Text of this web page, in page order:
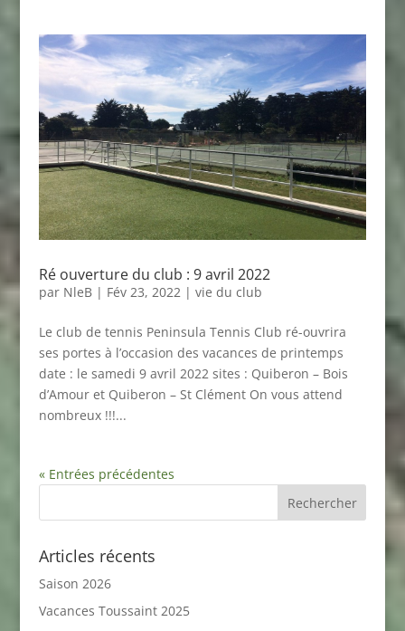
Ré ouverture du club : 9 avril 2022
par NleB| Fév 23, 2022| vie du club
Le club de tennis Peninsula Tennis Club ré-ouvrira
ses portes à l’occasion des vacances de printemps
date : le samedi 9 avril 2022 sites : Quiberon – Bois
d’Amour et Quiberon – St Clément On vous attend
nombreux !!!...
« Entrées précédentes
Articles récents
Saison 2026
Vacances Toussaint 2025